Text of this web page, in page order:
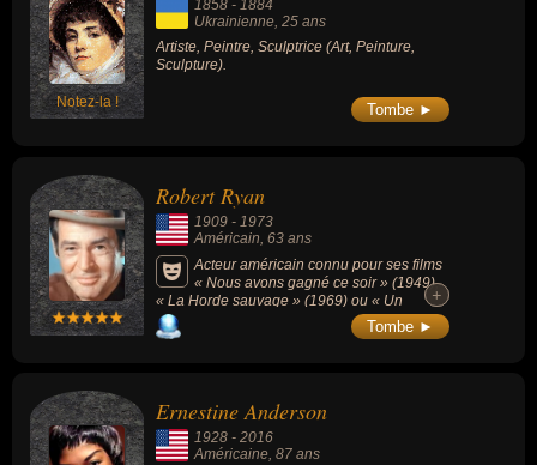
Notez-la !
1858 - 1884
Ukrainienne, 25 ans
Artiste, Peintre, Sculptrice (Art, Peinture,
Sculpture).
Tombe ►
Robert Ryan
1909 - 1973
Américain , 63 ans
Acteur américain connu pour ses films
« Nous avons gagné ce soir » (1949),
« La Horde sauvage » (1969) ou « Un
homme est passé » (1955).
+
+
Tombe ►
Ernestine Anderson
1928 - 2016
Américaine, 87 ans